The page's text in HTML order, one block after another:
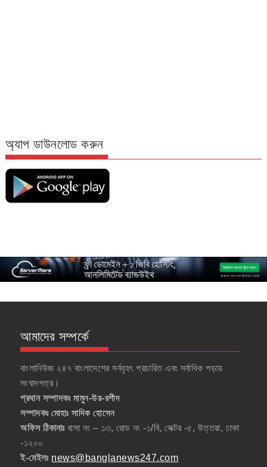
অ্যাপ ডাউনলোড করুন
আমাদের সম্পর্কে
বাংলানিউজ ২৪৭ বাংলাদেশের সর্ববৃহৎ প্রচারিত এবং সর্বাধিক পড়ার
সংবাদপত্র।
প্রধান সম্পাদকঃমামুন-উর-রশীদ
সম্পাদকঃ মোহাঃ সাদিক হোসেন
অফিস ঠিকানাঃবাসা নং – ১৩, রোড নং -১/বি, সেক্টর -৫, উত্তরা, ঢাকা
-১২০০
ই-মেইলঃ news@banglanews247.com